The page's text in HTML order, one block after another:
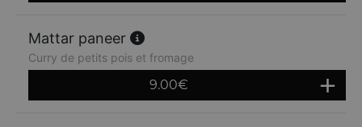
Mattar paneer
Curry de petits pois et fromage
9.00€